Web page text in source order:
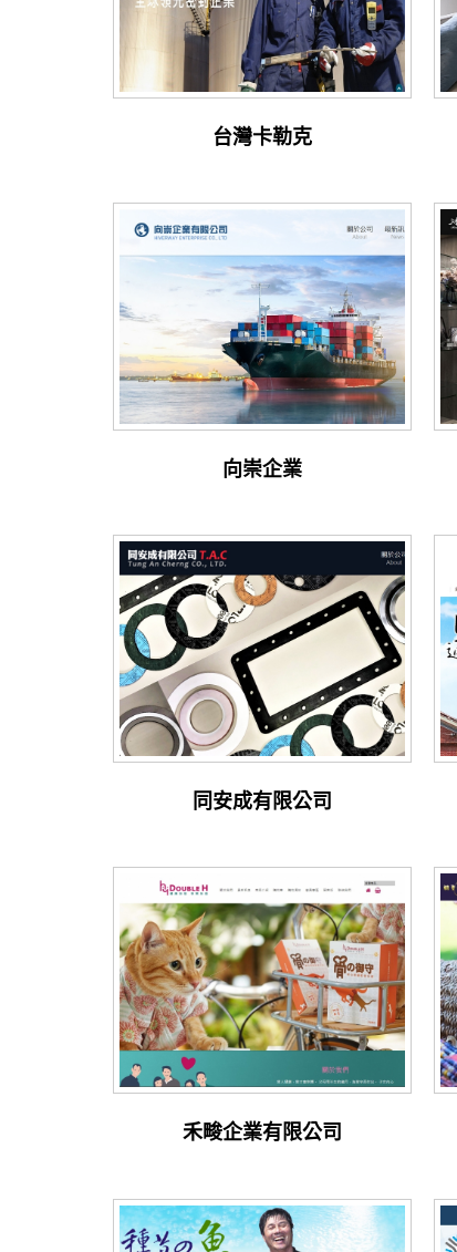
台灣卡勒克
向崇企業
同安成有限公司
禾畯企業有限公司